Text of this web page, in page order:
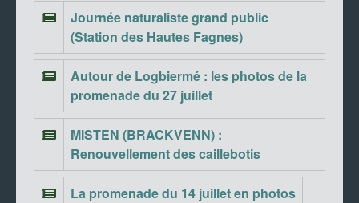
Journée naturaliste grand public
(Station des Hautes Fagnes)
Autour de Logbiermé : les photos de la
promenade du 27 juillet
MISTEN (BRACKVENN) :
Renouvellement des caillebotis
La promenade du 14 juillet en photos